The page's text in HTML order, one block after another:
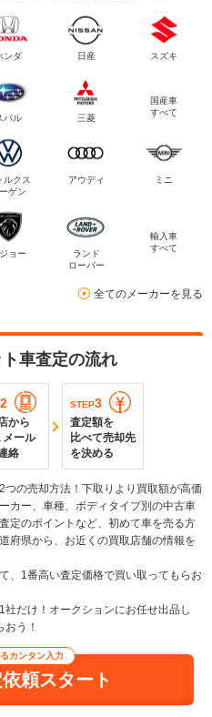
ンダ 日産 スズキ
バル 三菱
国産車
すべて
ルクス
ゲン
アウディ ミニ
ョー
ランド
ローバー
輸入車
すべて
全てのメーカーを見る
車査定の流れ
2
から
メール
絡
STEP3
査定額を
比べて売却先
を決める
の売却方法！下取りより買取額が高価
カー、車種、ボディタイプ別の中古車
定のポイントなど、初めて車を売る方
府県から、お近くの買取店舗の情報を
、1番高い査定価格で買い取ってもらお
社だけ！オークションにお任せ出品し
う！
カンタン入力
頼スタート